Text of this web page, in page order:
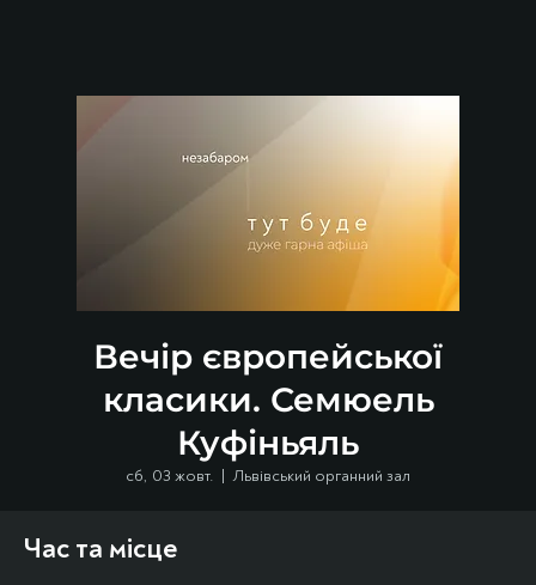
Вечір європейської
класики. Семюель
Куфіньяль
сб, 03 жовт.
  |
Львівський органний зал
Час та місце